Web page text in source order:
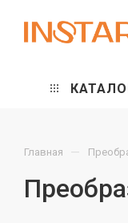
Главная —